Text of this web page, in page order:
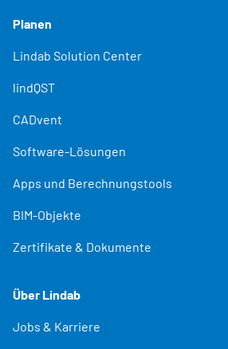
Planen
Lindab Solution Center
lindQST
CADvent
Software-Lösungen
Apps und Berechnungstools
BIM-Objekte
Zertifikate & Dokumente
Über Lindab
Jobs & Karriere